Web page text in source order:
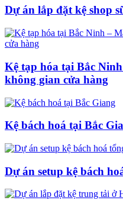
Dự án lắp đặt kệ shop
Kệ tạp hóa tại Bắc
không gian cửa hàng
Kệ bách hoá tại Bắc
Dự án setup kệ bách